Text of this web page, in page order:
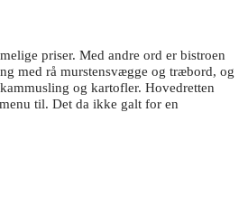
priser. Med andre ord er bistroen
med rå murstensvægge og træbord, og
og kartofler. Hovedretten
til. Det da ikke galt for en